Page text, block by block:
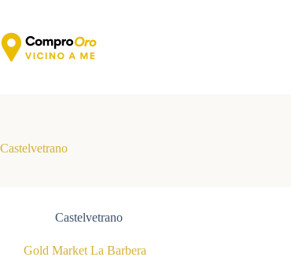
contenuto
Castelvetrano
Castelvetrano
Gold Market La Barbera